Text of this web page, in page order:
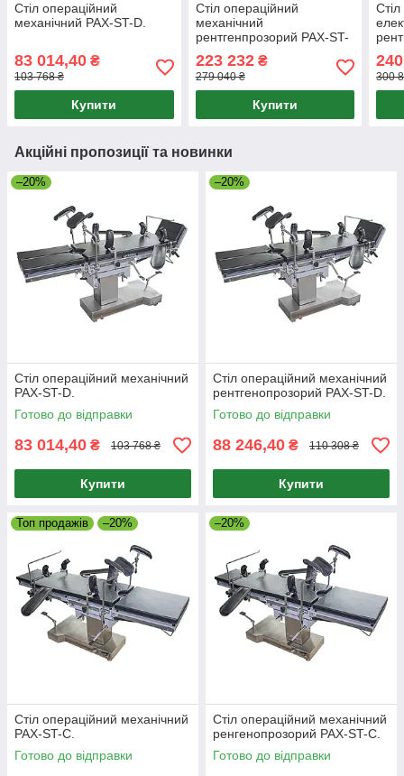
Стіл операційний
механічний PAX-ST-D.
83 014,40 ₴
103 768 ₴
Купити
Стіл операційний
механічний
рентгенпрозорий PAX-ST-
A.(пневматична система
управління)
223 232₴
279 040 ₴
Купити
DS-
300
Акційні пропозиції та новинки
–20%
Стіл операційний механічний
PAX-ST-D.
Готово до відправки
83 014,40 ₴ 103 768 ₴
Купити
–20%
Стіл операційний механічний
рентгенопрозорий PAX-ST-D.
Готово до відправки
88 246,40 ₴ 110 308 ₴
Купити
Топ продажів –20%
Стіл операційний механічний
PAX-ST-C.
Готово до відправки
–20%
Стіл операційний механічний
ренгенопрозорий PAX-ST-C.
Готово до відправки